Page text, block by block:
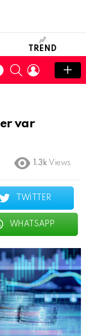
TREND
SWITCH
SKIN
SEARCHLOGIN
var
1.3k Views
TWITTER
WHATSAPP